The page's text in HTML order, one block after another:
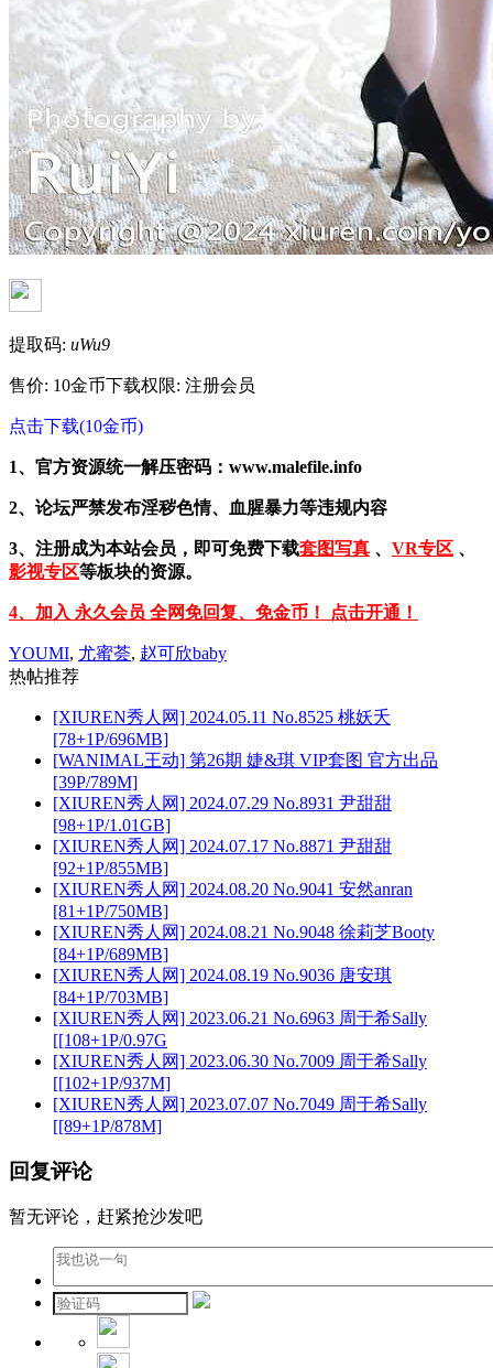
提取码: uWu9
售价: 10金币下载权限: 注册会员
点击下载(10金币)
1、官方资源统一解压密码：www.malefile.info
2、论坛严禁发布淫秽色情、血腥暴力等违规内容
3、注册成为本站会员，即可免费下载套图写真 、 VR专区 、
影视专区等板块的资源。
4、加入 永久会员 全网免回复、免金币！ 点击开通！
YOUMI, 尤蜜荟, 赵可欣baby
热帖推荐
[XIUREN秀人网] 2024.05.11 No.8525 桃妖夭
[78+1P/696MB]
[WANIMAL王动] 第26期 婕&琪 VIP套图 官方出品
[39P/789M]
[XIUREN秀人网] 2024.07.29 No.8931 尹甜甜
[98+1P/1.01GB]
[XIUREN秀人网] 2024.07.17 No.8871 尹甜甜
[92+1P/855MB]
[XIUREN秀人网] 2024.08.20 No.9041 安然anran
[81+1P/750MB]
[XIUREN秀人网] 2024.08.21 No.9048 徐莉芝Booty
[84+1P/689MB]
[XIUREN秀人网] 2024.08.19 No.9036 唐安琪
[84+1P/703MB]
[XIUREN秀人网] 2023.06.21 No.6963 周于希Sally
[[108+1P/0.97G
[XIUREN秀人网] 2023.06.30 No.7009 周于希Sally
[[102+1P/937M]
[XIUREN秀人网] 2023.07.07 No.7049 周于希Sally
[[89+1P/878M]
回复评论
暂无评论，赶紧抢沙发吧